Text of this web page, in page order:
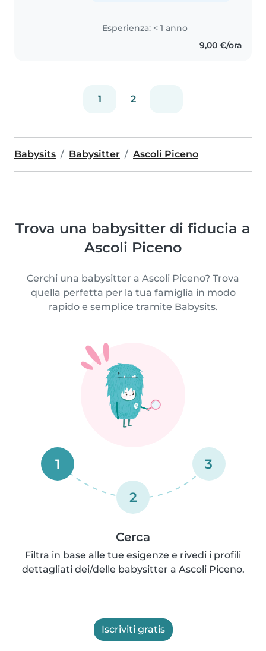
Esperienza: < 1 anno
9,00 €/ora
1 2
Babysits Babysitter Ascoli Piceno
Trova una babysitter di fiducia a
Ascoli Piceno
Cerchi una babysitter a Ascoli Piceno? Trova
quella perfetta per la tua famiglia in modo
rapido e semplice tramite Babysits.
1
2
3
Cerca
Filtra in base alle tue esigenze e rivedi i profili
dettagliati dei/delle babysitter a Ascoli Piceno.
Iscriviti gratis